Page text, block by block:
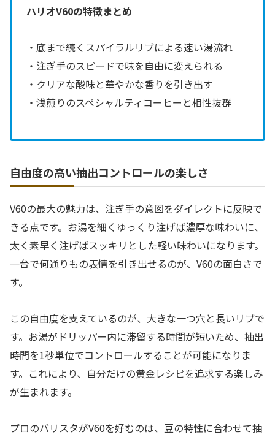
ハリオV60の特徴まとめ
・底まで続くスパイラルリブによる速い湯流れ
・注ぎ手のスピードで味を自由に変えられる
・クリアな酸味と華やかな香りを引き出す
・浅煎りのスペシャルティコーヒーと相性抜群
自由度の高い抽出コントロールの楽しさ
V60の最大の魅力は、注ぎ手の意図をダイレクトに反映で
きる点です。お湯を細くゆっくり注げば濃厚な味わいに、
太く素早く注げばスッキリとした軽い味わいになります。
一台で何通りもの表情を引き出せるのが、V60の面白さで
す。
この自由度を支えているのが、大きな一つ穴と長いリブで
す。お湯がドリッパー内に滞留する時間が短いため、抽出
時間を1秒単位でコントロールすることが可能になりま
す。これにより、自分だけの黄金レシピを追求する楽しみ
が生まれます。
プロのバリスタがV60を好むのは、豆の特性に合わせて抽